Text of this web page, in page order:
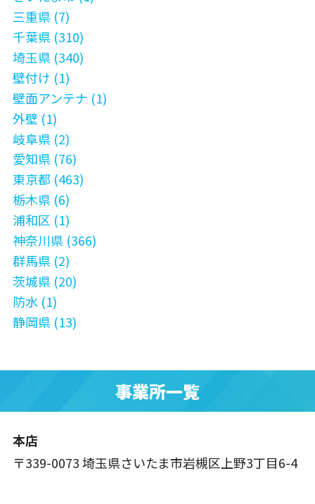
三重県 (7)
千葉県 (310)
埼玉県 (340)
壁付け (1)
壁面アンテナ (1)
外壁 (1)
岐阜県 (2)
愛知県 (76)
東京都 (463)
栃木県 (6)
浦和区 (1)
神奈川県 (366)
群馬県 (2)
茨城県 (20)
防水 (1)
静岡県 (13)
事業所一覧
本店
〒339-0073 埼玉県さいたま市岩槻区上野3丁目6-4